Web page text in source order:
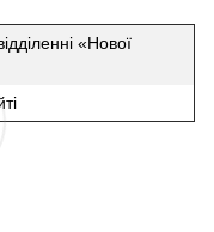
«Нової